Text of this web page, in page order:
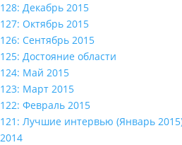
128: Декабрь 2015
127: Октябрь 2015
126: Сентябрь 2015
125: Достояние области
124: Май 2015
123: Март 2015
122: Февраль 2015
121: Лучшие интервью (Январь
2014